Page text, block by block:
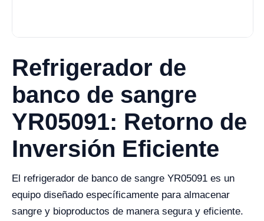
Refrigerador de
banco de sangre
YR05091: Retorno de
Inversión Eficiente
El refrigerador de banco de sangre YR05091 es un
equipo diseñado específicamente para almacenar
sangre y bioproductos de manera segura y eficiente.